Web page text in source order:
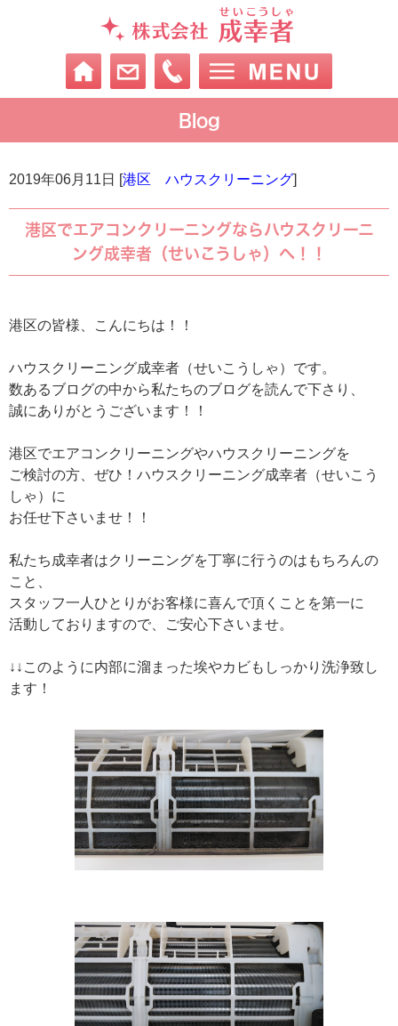
Blog
2019年06月11日 [港区 ハウスクリーニング]
港区でエアコンクリーニングならハウスクリーニ
ング成幸者（せいこうしゃ）へ！！
港区の皆様、こんにちは！！
ハウスクリーニング成幸者（せいこうしゃ）です。
数あるブログの中から私たちのブログを読んで下さり、
誠にありがとうございます！！
港区でエアコンクリーニングやハウスクリーニングを
ご検討の方、ぜひ！ハウスクリーニング成幸者（せいこう
しゃ）に
お任せ下さいませ！！
私たち成幸者はクリーニングを丁寧に行うのはもちろんの
こと、
スタッフ一人ひとりがお客様に喜んで頂くことを第一に
活動しておりますので、ご安心下さいませ。
↓↓このように内部に溜まった埃やカビもしっかり洗浄致し
ます！